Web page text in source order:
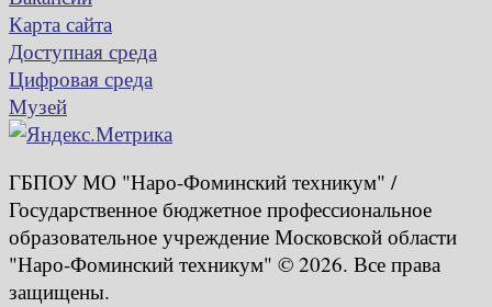
Карта сайта
Доступная среда
Цифровая среда
Музей
ГБПОУ МО "Наро-Фоминский техникум" /
Государственное бюджетное профессиональное
образовательное учреждение Московской области
"Наро-Фоминский техникум" © 2026. Все права
защищены.